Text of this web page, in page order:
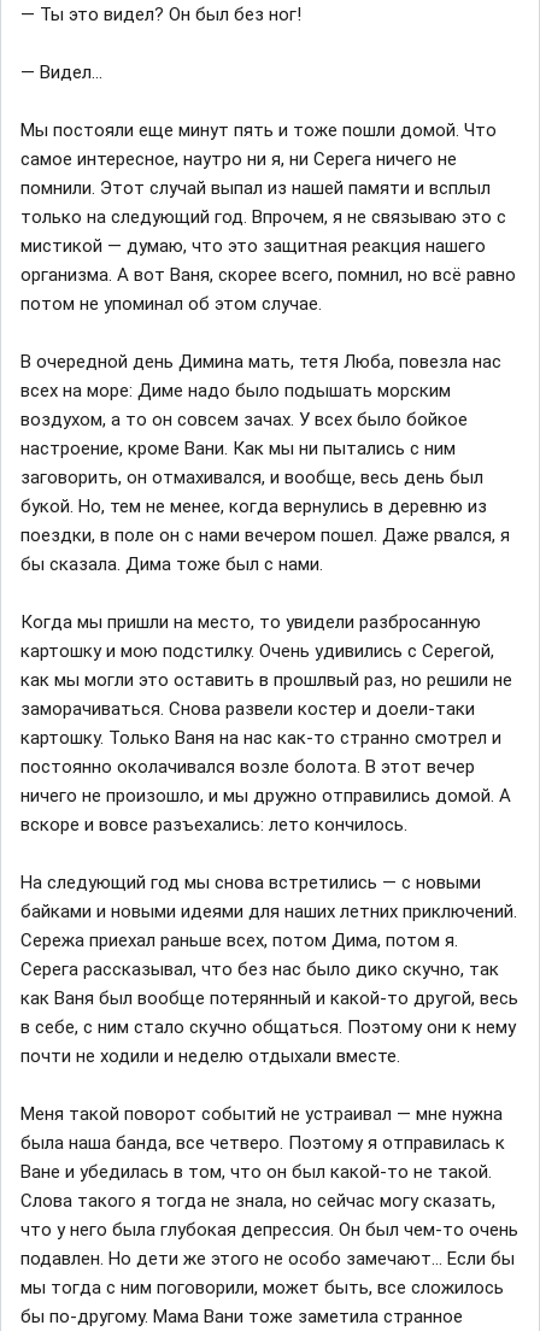
— Ты это видел? Он был без ног!
— Видел...
Мы постояли еще минут пять и тоже пошли домой. Что
самое интересное, наутро ни я, ни Серега ничего не
помнили. Этот случай выпал из нашей памяти и всплыл
только на следующий год. Впрочем, я не связываю это с
мистикой — думаю, что это защитная реакция нашего
организма. А вот Ваня, скорее всего, помнил, но всё равно
потом не упоминал об этом случае.
В очередной день Димина мать, тетя Люба, повезла нас
всех на море: Диме надо было подышать морским
воздухом, а то он совсем зачах. У всех было бойкое
настроение, кроме Вани. Как мы ни пытались с ним
заговорить, он отмахивался, и вообще, весь день был
букой. Но, тем не менее, когда вернулись в деревню из
поездки, в поле он с нами вечером пошел. Даже рвался, я
бы сказала. Дима тоже был с нами.
Когда мы пришли на место, то увидели разбросанную
картошку и мою подстилку. Очень удивились с Серегой,
как мы могли это оставить в прошлвый раз, но решили не
заморачиваться. Снова развели костер и доели-таки
картошку. Только Ваня на нас как-то странно смотрел и
постоянно околачивался возле болота. В этот вечер
ничего не произошло, и мы дружно отправились домой. А
вскоре и вовсе разъехались: лето кончилось.
На следующий год мы снова встретились — с новыми
байками и новыми идеями для наших летних приключений.
Сережа приехал раньше всех, потом Дима, потом я.
Серега рассказывал, что без нас было дико скучно, так
как Ваня был вообще потерянный и какой-то другой, весь
в себе, с ним стало скучно общаться. Поэтому они к нему
почти не ходили и неделю отдыхали вместе.
Меня такой поворот событий не устраивал — мне нужна
была наша банда, все четверо. Поэтому я отправилась к
Ване и убедилась в том, что он был какой-то не такой.
Слова такого я тогда не знала, но сейчас могу сказать,
что у него была глубокая депрессия. Он был чем-то очень
подавлен. Но дети же этого не особо замечают... Если бы
мы тогда с ним поговорили, может быть, все сложилось
бы по-другому. Мама Вани тоже заметила странное